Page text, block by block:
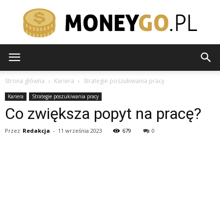
Strona główna Kariera Strategie poszukiwania pracy
Kariera Strategie poszukiwania pracy
Co zwiększa popyt na pracę?
Przez Redakcja - 11 września 2023 679 0